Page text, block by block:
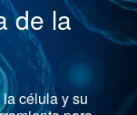
de la
célula y su